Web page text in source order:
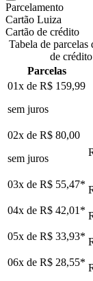
Parcelamento
Cartão Luiza
Cartão de crédito
Tabela de parcelas
de crédito
Parcelas
01x de R$ 159,99
sem juros
02x de R$ 80,00
sem juros
03x de R$ 55,47*
04x de R$ 42,01 *
05x de R$ 33,93*
06x de R$ 28,55*